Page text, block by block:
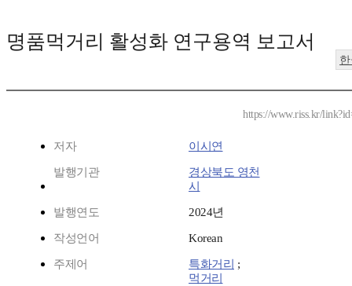
명품먹거리 활성화 연구용역 보고서
https://www.riss.kr/
저자 이시연
발행기관
경상북도 영천
시
발행연도 2024년
작성언어 Korean
주제어 특화거리 ;
먹거리